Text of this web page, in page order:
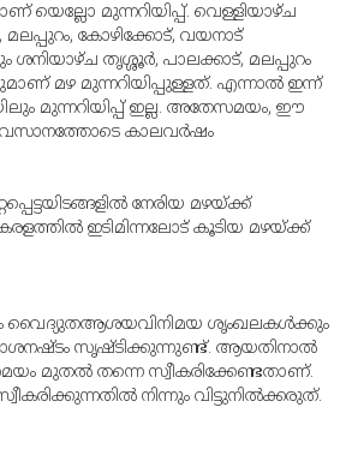
യെല്ലോ മുന്നറിയിപ്പ്. വെള്ളിയാഴ്ച
മലപ്പുറം, കോഴിക്കോട്, വയനാട്
ശനിയാഴ്ച തൃശ്ശൂര്‍, പാലക്കാട്, മലപ്പുറം
മഴ മുന്നറിയിപ്പുള്ളത്. എന്നാല്‍ ഇന്ന്
മുന്നറിയിപ്പ് ഇല്ല. അതേസമയം, ഈ
കാലവര്‍ഷം
നേരിയ മഴയ്ക്ക്
ഇടിമിന്നലോട് കൂടിയ മഴയ്ക്ക്
വൈദ്യുതആശയവിനിമയ ശൃംഖലകള്‍ക്കും
നാശനഷ്ടം സൃഷ്ടിക്കുന്നുണ്ട്. ആയതിനാല്‍
മുതല്‍ തന്നെ സ്വീകരിക്കേണ്ടതാണ്.
നിന്നും വിട്ടുനില്‍ക്കരുത്.